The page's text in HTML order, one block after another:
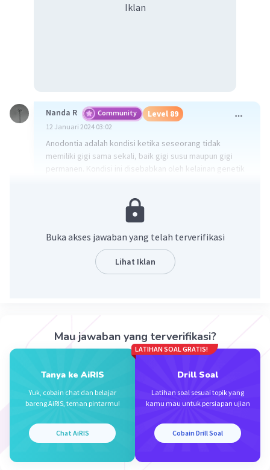
Iklan
Nanda R Community Level 89
12 Januari 2024 03:02
Anodontia adalah kondisi ketika seseorang tidak
memiliki gigi sama sekali, baik gigi susu maupun gigi
permanen. Kondisi ini disebabkan oleh kelainan genetik
Buka akses jawaban yang telah terverifikasi
Lihat Iklan
Mau jawaban yang terverifikasi?
Tanya ke AiRIS
Yuk, cobain chat dan belajar
bareng AiRIS, teman pintarmu!
Chat AiRIS
LATIHAN SOAL GRATIS!
Drill Soal
Latihan soal sesuai topik yang
kamu mau untuk persiapan ujian
Cobain Drill Soal